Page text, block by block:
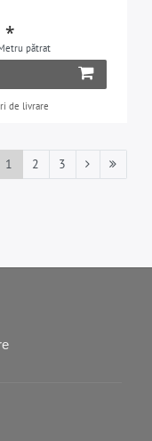
*
pătrat
de livrare
1 2 3